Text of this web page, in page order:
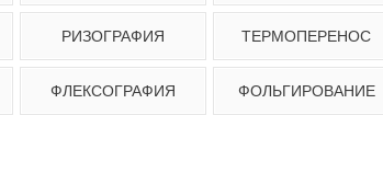
Конгрев Ламинация
Редактирование
текстов
Тиснение Фирменный стиль
РИЗОГРАФИЯ ТЕРМОПЕРЕНОС
ФЛЕКСОГРАФИЯ ФОЛЬГИРОВАНИЕ